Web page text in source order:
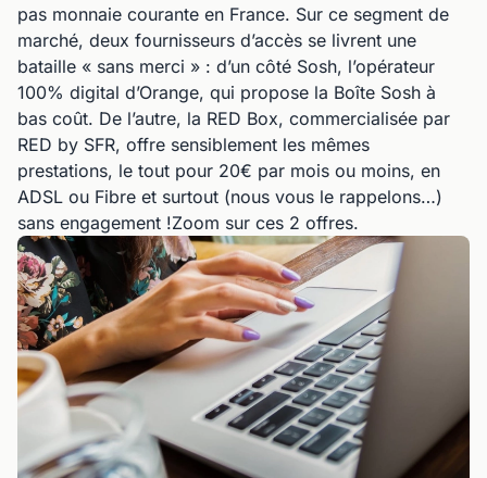
pas monnaie courante en France. Sur ce segment de
marché, deux fournisseurs d’accès se livrent une
bataille « sans merci » : d’un côté Sosh, l’opérateur
100% digital d’Orange, qui propose la Boîte Sosh à
bas coût. De l’autre, la RED Box, commercialisée par
RED by SFR, offre sensiblement les mêmes
prestations, le tout pour 20€ par mois ou moins, en
ADSL ou Fibre et surtout (nous vous le rappelons…)
sans engagement !Zoom sur ces 2 offres.